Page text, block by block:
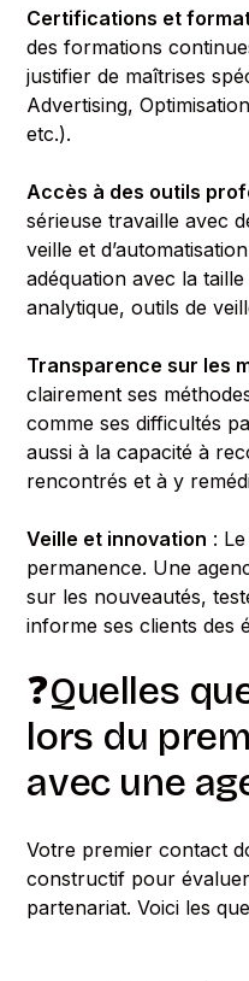
Certifications et
des formations
justifier de maîtrises
Advertising,
etc.).
Accès à des outils
sérieuse travaille avec
veille et
adéquation avec la
analytique, outils de
Transparence sur les
clairement ses
comme ses difficultés
aussi à la capacité à
rencontrés et à y
Veille et innovation :
permanence. Une
sur les nouveautés,
informe ses clients des
❓Quelles
lors du
avec une
Votre premier contact
constructif pour
partenariat. Voici les